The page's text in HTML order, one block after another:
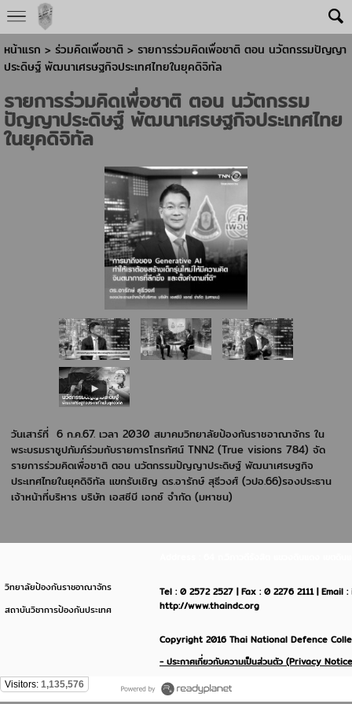
หน้าแรก > ร่วมคิดเพื่อชาติ > รายการร่วมคิดเพื่อชาติ ตอน นวัตกรรมปัญญา
ประดิษฐ์ พัฒนาเศรษฐกิจประเทศไทยในยุคดิจิทัล
รายการร่วมคิดเพื่อชาติ ตอน นวัตกรรม
ปัญญาประดิษฐ์ พัฒนาเศรษฐกิจประเทศไทย
ในยุคดิจิทัล
วันเสาร์ที่ 6 ก.ค.67. เวลา 2030 สมาคมวิทยาลัยป้องกันราชอาณาจักร ใน
พระบรมราชูปภัมภ์ร่วมกับรายการโทรทัศน์ TNN2 (True visions 784) จัด
รายการร่วมคิดเพื่อชาติ ตอน นวัตกรรมปัญญาประดิษฐ์ พัฒนาเศรษฐกิจ
ประเทศไทยในยุคดิจิทัล แขกรับเชิญ ดร.อารักษ์ สุธีวงศ์ (วปอ.66)รองประธาน
เจ้าหน้าที่บริหาร บริษัท เอสซีบี เอกซ์ จำกัด (มหาชน)
วิทยาลัยป้องกันราชอาณาจักร
สถาบันวิชาการป้องกันประเทศ
Tel : 0 2572 2527 | Fax : 0 2276 2111 |
http://www.thaindc.org
Copyright 2016 Thai National Defence
- ประกาศเกี่ยวกับความเป็นส่วนตัว (Privacy
Visitors: 1,135,576